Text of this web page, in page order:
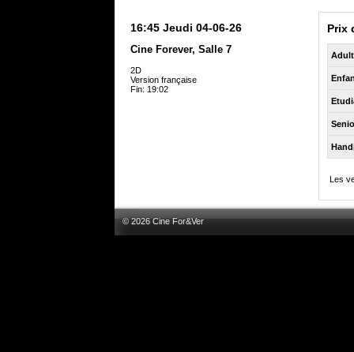
16:45 Jeudi 04-06-26
Cine Forever, Salle 7
2D
Version française
Fin: 19:02
Prix
Les
© 2026 Cine For&Ver